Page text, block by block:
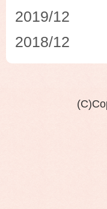
2019/12
2018/12